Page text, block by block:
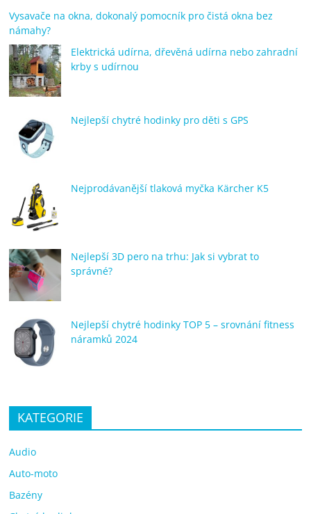
Vysavače na okna, dokonalý pomocník pro čistá okna bez
námahy?
Elektrická udírna, dřevěná udírna nebo zahradní
krby s udírnou
Nejlepší chytré hodinky pro děti s GPS
Nejprodávanější tlaková myčka Kärcher K5
Nejlepší 3D pero na trhu: Jak si vybrat to
správné?
Nejlepší chytré hodinky TOP 5 – srovnání fitness
náramků 2024
KATEGORIE
Audio
Auto-moto
Bazény